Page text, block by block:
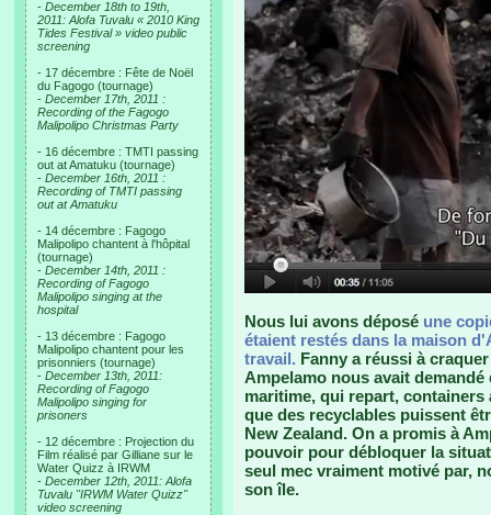
- December 18th to 19th,
2011: Alofa Tuvalu « 2010 King
Tides Festival » video public
screening
- 17 décembre : Fête de Noël
du Fagogo (tournage)
- December 17th, 2011 :
Recording of the Fagogo
Malipolipo Christmas Party
- 16 décembre : TMTI passing
out at Amatuku (tournage)
- December 16th, 2011 :
Recording of TMTI passing
out at Amatuku
- 14 décembre : Fagogo
Malipolipo chantent à l'hôpital
(tournage)
- December 14th, 2011 :
Recording of Fagogo
Malipolipo singing at the
hospital
- 13 décembre : Fagogo
Malipolipo chantent pour les
prisonniers (tournage)
- December 13th, 2011:
Recording of Fagogo
Malipolipo singing for
prisoners
- 12 décembre : Projection du
Film réalisé par Gilliane sur le
Water Quizz à IRWM
- December 12th, 2011: Alofa
Tuvalu "IRWM Water Quizz"
video screening
Nous lui avons déposé une
étaient restés dans la maison
travail. Fanny a réussi à
Ampelamo nous avait
maritime, qui repart, containers
que des recyclables puissent
New Zealand. On a promis à
pouvoir pour débloquer la
seul mec vraiment motivé par,
son île.